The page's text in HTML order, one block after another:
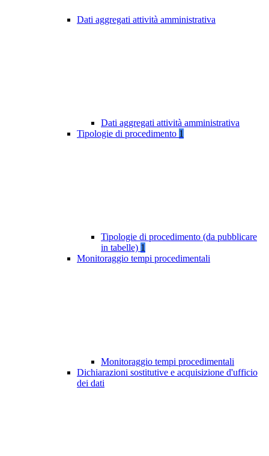
Dati aggregati attività amministrativa
Dati aggregati attività amministrativa
Tipologie di procedimento 1
Tipologie di procedimento (da pubblicare
in tabelle) 1
Monitoraggio tempi procedimentali
Monitoraggio tempi procedimentali
Dichiarazioni sostitutive e acquisizione d'ufficio
dei dati